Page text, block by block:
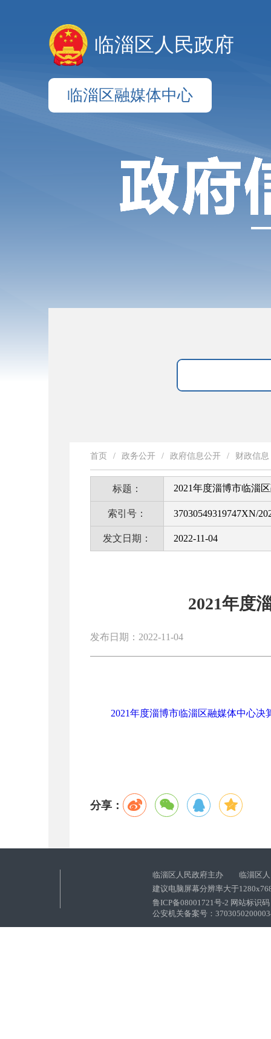
临淄区人民政府
临淄区融媒体中心
首页 / 政务公开 / 政府信息公开 / 财政信息
标题： 2021年度淄博市临淄
索引号： 37030549319747XN/
发文日期： 2022-11-04
2021年度
发布日期：2022-11-04
2021年度淄博市临淄区融媒体中心决
分享：
临淄区人民政府主办 临淄区人
建议电脑屏幕分辨率大于
鲁ICP备08001721号-2 网站标识
公安机关备案号：